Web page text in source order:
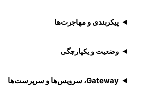
پیکربندی و مهاجرت‌ها
وضعیت و یکپارچگی
Gateway، سرویس‌ها و سرپرست‌ها